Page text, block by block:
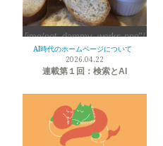
/img/not_dammy_works.png"/
>
AI時代のホームページについて
2026.04.22
連載第１回：検索とAI